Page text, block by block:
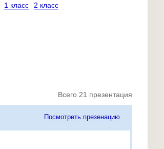
1 класс 2 класс
Всего 21 презентация
Посмотреть презенацию